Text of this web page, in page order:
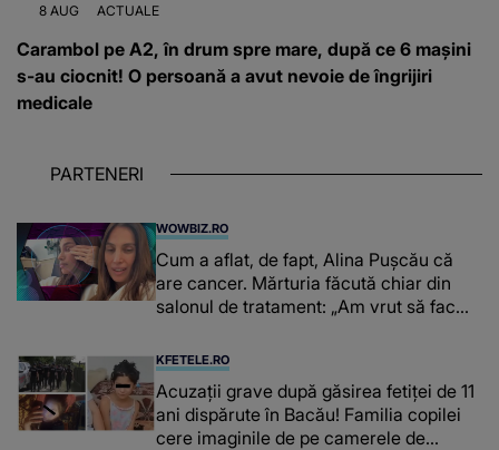
8 AUG ACTUALE
Carambol pe A2, în drum spre mare, după ce 6 mașini
s-au ciocnit! O persoană a avut nevoie de îngrijiri
medicale
PARTENERI
WOWBIZ.RO
Cum a aflat, de fapt, Alina Pușcău că
are cancer. Mărturia făcută chiar din
salonul de tratament: „Am vrut să fac
înțepe sânul”
KFETELE.RO
Acuzații grave după găsirea fetiței de 11
ani dispărute în Bacău! Familia copilei
cere imaginile de pe camerele de